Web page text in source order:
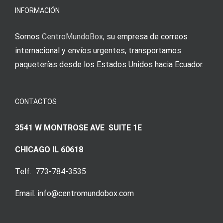
INFORMACIÓN
Somos CentroMundoBox, su empresa de correos
internacional y envíos urgentes, transportamos
paqueterías desde los Estados Unidos hacia Ecuador.
CONTACTOS
3541 W MONTROSE AVE SUITE 1E
CHICAGO IL 60618
Telf. 773-784-3535
Email. info@centromundobox.com